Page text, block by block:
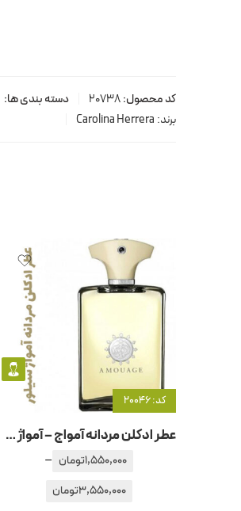
کد محصول:20738 دسته بندی ها:
برند: Carolina Herrera
کد: 20046
عطر ادکلن مردانه آمواج – آمواژ سیلور
1,550,000تومان –
3,550,000تومان